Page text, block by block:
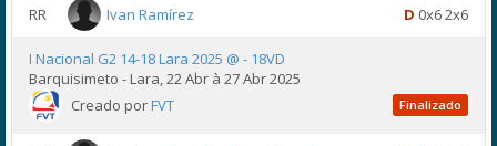
RR Ivan Ramírez D 0x6 2x6
I Nacional G2 14-18 Lara 2025 @ - 18VD
Barquisimeto - Lara, 22 Abr à 27 Abr 2025
Creado porFVT Finalizado